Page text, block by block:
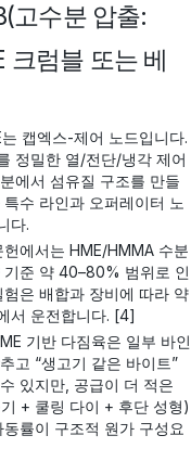
고수분 압출:
럼블 또는 베
캡엑스-제어 노드입니다.
정밀한 열/전단/냉각 제어
에서 섬유질 구조를 만들
수 라인과 오퍼레이터 노
다.
헌에서는 HME/HMMA 수분
기준 약 40–80% 범위로 인
은 배합과 장비에 따라 약
서 운전합니다. [4]
기반 다짐육은 일부 바인
고 “생고기 같은 바이트”
있지만, 공급이 더 적은
+ 쿨링 다이 + 후단 성형)
률이 구조적 원가 구성요